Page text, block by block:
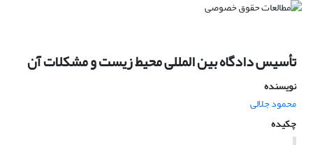
تأسیس دادگاه بین المللی محیط زیست و مشکلات آن
نویسنده
محمود جلالی
چکیده